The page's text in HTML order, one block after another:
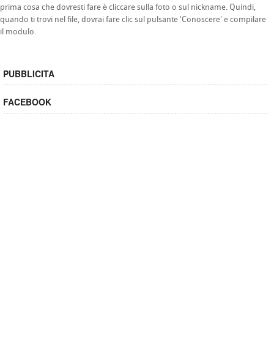
prima cosa che dovresti fare è cliccare sulla foto o sul nickname. Quindi,
quando ti trovi nel file, dovrai fare clic sul pulsante 'Conoscere' e compilare
il modulo.
PUBBLICITA
FACEBOOK